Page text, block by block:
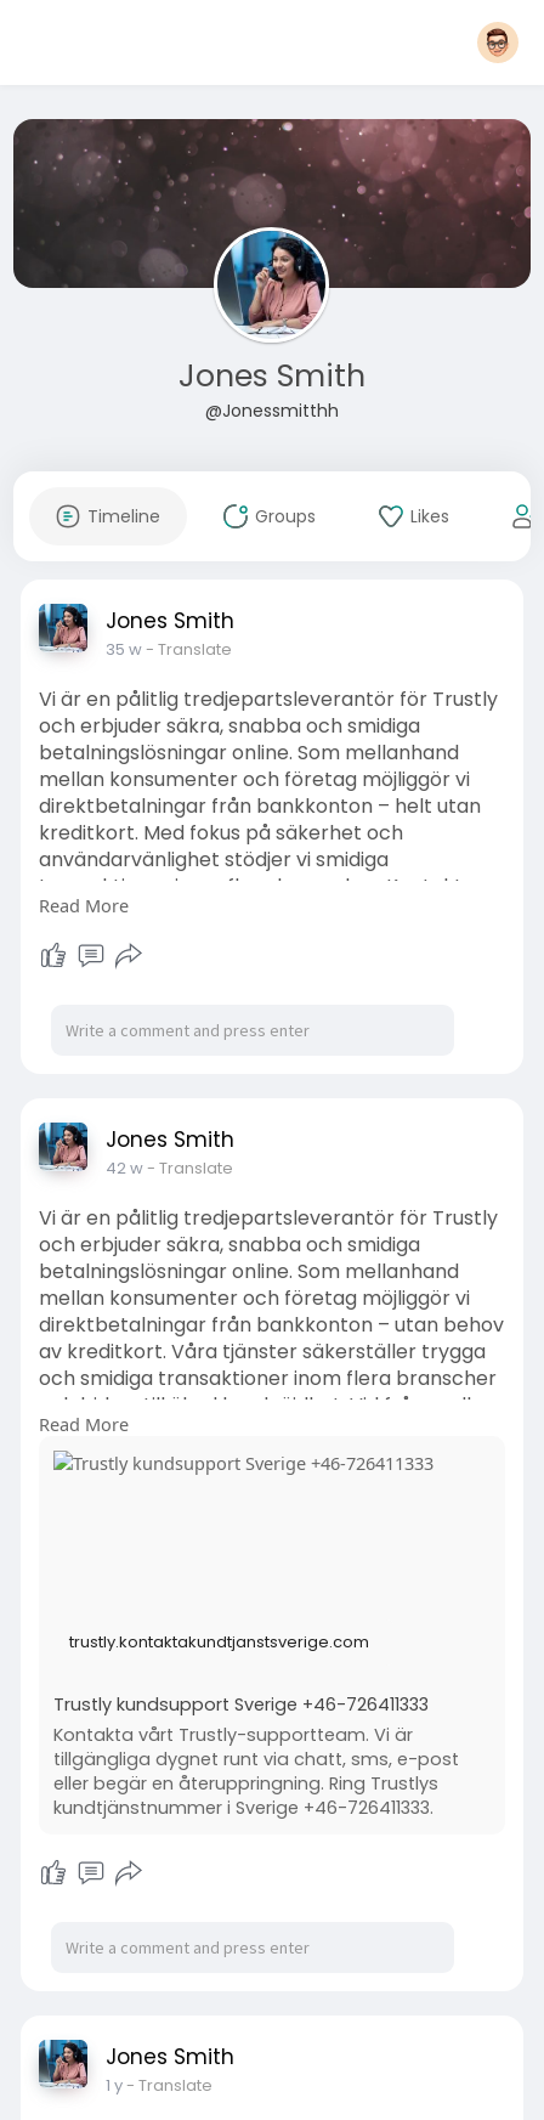
Jones Smith
@Jonessmitthh
Timeline Groups Likes
Jones Smith
35 w- Translate
Vi är en pålitlig tredjepartsleverantör för Trustly
och erbjuder säkra, snabba och smidiga
betalningslösningar online. Som mellanhand
mellan konsumenter och företag möjliggör vi
direktbetalningar från bankkonton – helt utan
kreditkort. Med fokus på säkerhet och
användarvänlighet stödjer vi smidiga
transaktioner inom flera branscher. Kontakta
vårt dedikerade Trustly kundtjänst
telefonnummer för support och upptäck hur
våra betaltjänster kan förbättra både
Read More
Jones Smith
42 w- Translate
Vi är en pålitlig tredjepartsleverantör för Trustly
och erbjuder säkra, snabba och smidiga
betalningslösningar online. Som mellanhand
mellan konsumenter och företag möjliggör vi
direktbetalningar från bankkonton – utan behov
av kreditkort. Våra tjänster säkerställer trygga
och smidiga transaktioner inom flera branscher
och bidrar till ökad kundnöjdhet. Vid frågor eller
behov av support finns vårt team för Trustly
kundtjänst tillgängligt för att ge professionell
Read More
trustly.kontaktakundtjanstsverige.com
Trustly kundsupport Sverige +46-726411333
Kontakta vårt Trustly-supportteam. Vi är
tillgängliga dygnet runt via chatt, sms, e-post
eller begär en återuppringning. Ring Trustlys
kundtjänstnummer i Sverige +46-726411333.
Jones Smith
1 y- Translate